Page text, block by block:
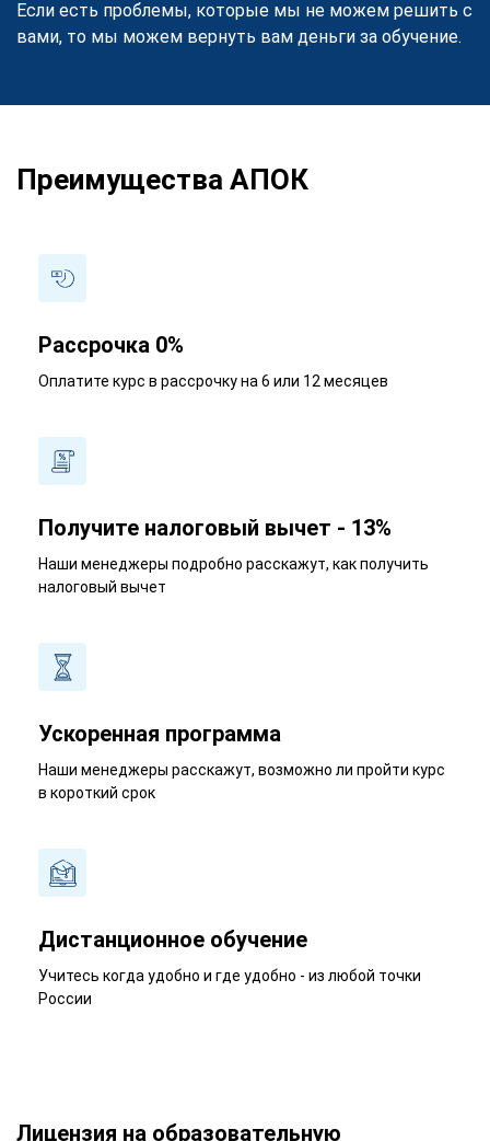
Если есть проблемы, которые мы не можем решить с
вами, то мы можем вернуть вам деньги за обучение.
Преимущества АПОК
Рассрочка 0%
Оплатите курс в рассрочку на 6 или 12 месяцев
Получите налоговый вычет - 13%
Наши менеджеры подробно расскажут, как получить
налоговый вычет
Ускоренная программа
Наши менеджеры расскажут, возможно ли пройти курс
в короткий срок
Дистанционное обучение
Учитесь когда удобно и где удобно - из любой точки
России
Лицензия на образовательную